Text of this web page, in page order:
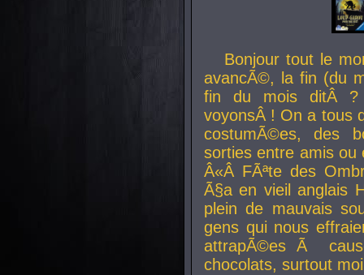
Bonjour tout le
avancÃ©, la fin (du
fin du mois ditÂ ?
voyonsÂ ! On a tous
costumÃ©es, des
sorties entre amis
Â«Â FÃªte des
Ã§a en vieil anglais
plein de mauvais
gens qui nous
attrapÃ©es Ã
chocolats, surtout